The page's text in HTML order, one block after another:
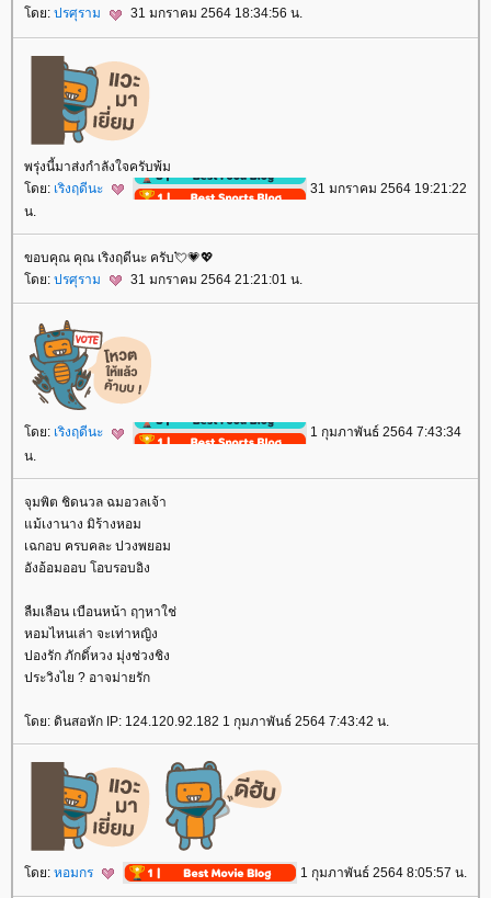
ดย: ปรศุราม 31 มกราคม 2564 18:34:56 น.
พรุ่งนี้มาส่งกำลังใจครับพ้ม
ดย: เริงฤดีนะ
31 มกราคม 2564 19:21:22
น.
ขอบคุณ คุณ เริงฤดีนะ ครับ💘💗💖
ดย: ปรศุราม 31 มกราคม 2564 21:21:01 น.
ดย: เริงฤดีนะ
1 กุมภาพันธ์ 2564 7:43:34
น.
จุมพิต ชิดนวล ฉมอวลเจ้า
ม้เงานาง มิร้างหอม
เฉกอบ ครบคละ ปวงพยอม
อังอ้อมออบ โอบรอบอิง
ลืมเลือน เบือนหน้า ฤๅหาใช่
หอมไหนเล่า จะเท่าหญิง
ปองรัก ภักดิ์หวง มุ่งช่วงชิง
ประวิงไย ? อาจม่ายรัก
ดย: ดินสอหัก IP: 124.120.92.182 1 กุมภาพันธ์ 2564 7:43:42 น.
ดย: หอมกร 1 กุมภาพันธ์ 2564 8:05:57 น.